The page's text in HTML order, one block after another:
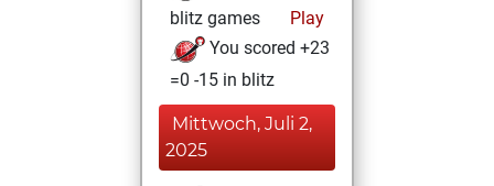
blitz games
Play
You scored +23
=0 -15 in blitz
Mittwoch, Juli 2,
2025